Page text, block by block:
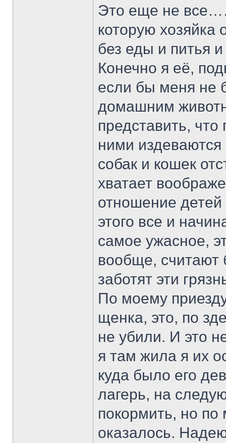
Это еще не
которую хозяйка
без еды и питья
Конечно я её,
если бы меня не
домашним
представить,
ними издеваются
собак и кошек
хватает
отношение
этого все и
самое ужасное,
вообще, считают
заботят эти
По моему
щенка, это, по
не убили. И это
я там жила я их
куда было его
лагерь, на
покормить, но
оказалось.